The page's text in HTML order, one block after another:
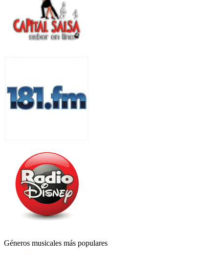
Géneros musicales más populares